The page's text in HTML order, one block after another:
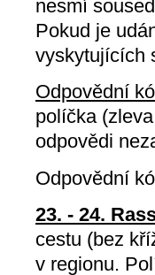
nesmí
Pokud je
vyskytujících
Odpovědní
políčka
odpovědi
Odpovědní
23. - 24.
cestu (bez
v regionu.